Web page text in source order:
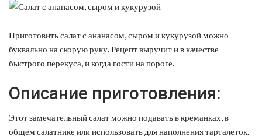
Приготовить салат с ананасом, сыром и кукурузой можно
буквально на скорую руку. Рецепт выручит и в качестве
быстрого перекуса, и когда гости на пороге.
Описание приготовления:
Этот замечательный салат можно подавать в креманках, в
общем салатнике или использовать для наполнения тарталеток.